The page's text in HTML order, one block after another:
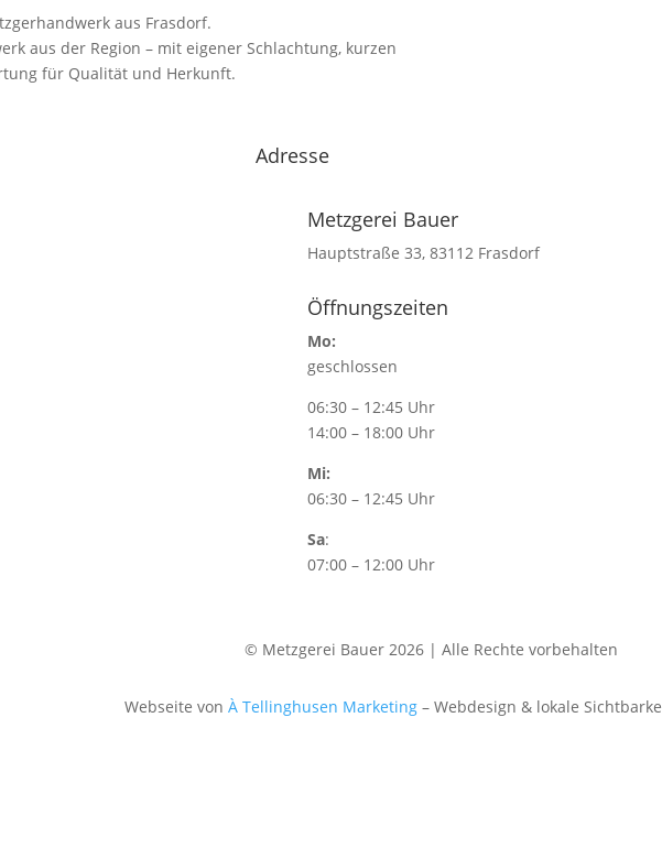
aus Frasdorf.
aus der Region – mit eigener Schlachtung, kurzen
für Qualität und Herkunft.
Adresse
Metzgerei Bauer
Hauptstraße 33, 83112 Frasdorf
Öffnungszeiten
Mo:
geschlossen
06:30 – 12:45 Uhr
14:00 – 18:00 Uhr
Mi:
06:30 – 12:45 Uhr
Sa:
07:00 – 12:00 Uhr
© Metzgerei Bauer 2026 | Alle Rechte vorbehalten
Webseite von À Tellinghusen Marketing – Webdesign & lokale